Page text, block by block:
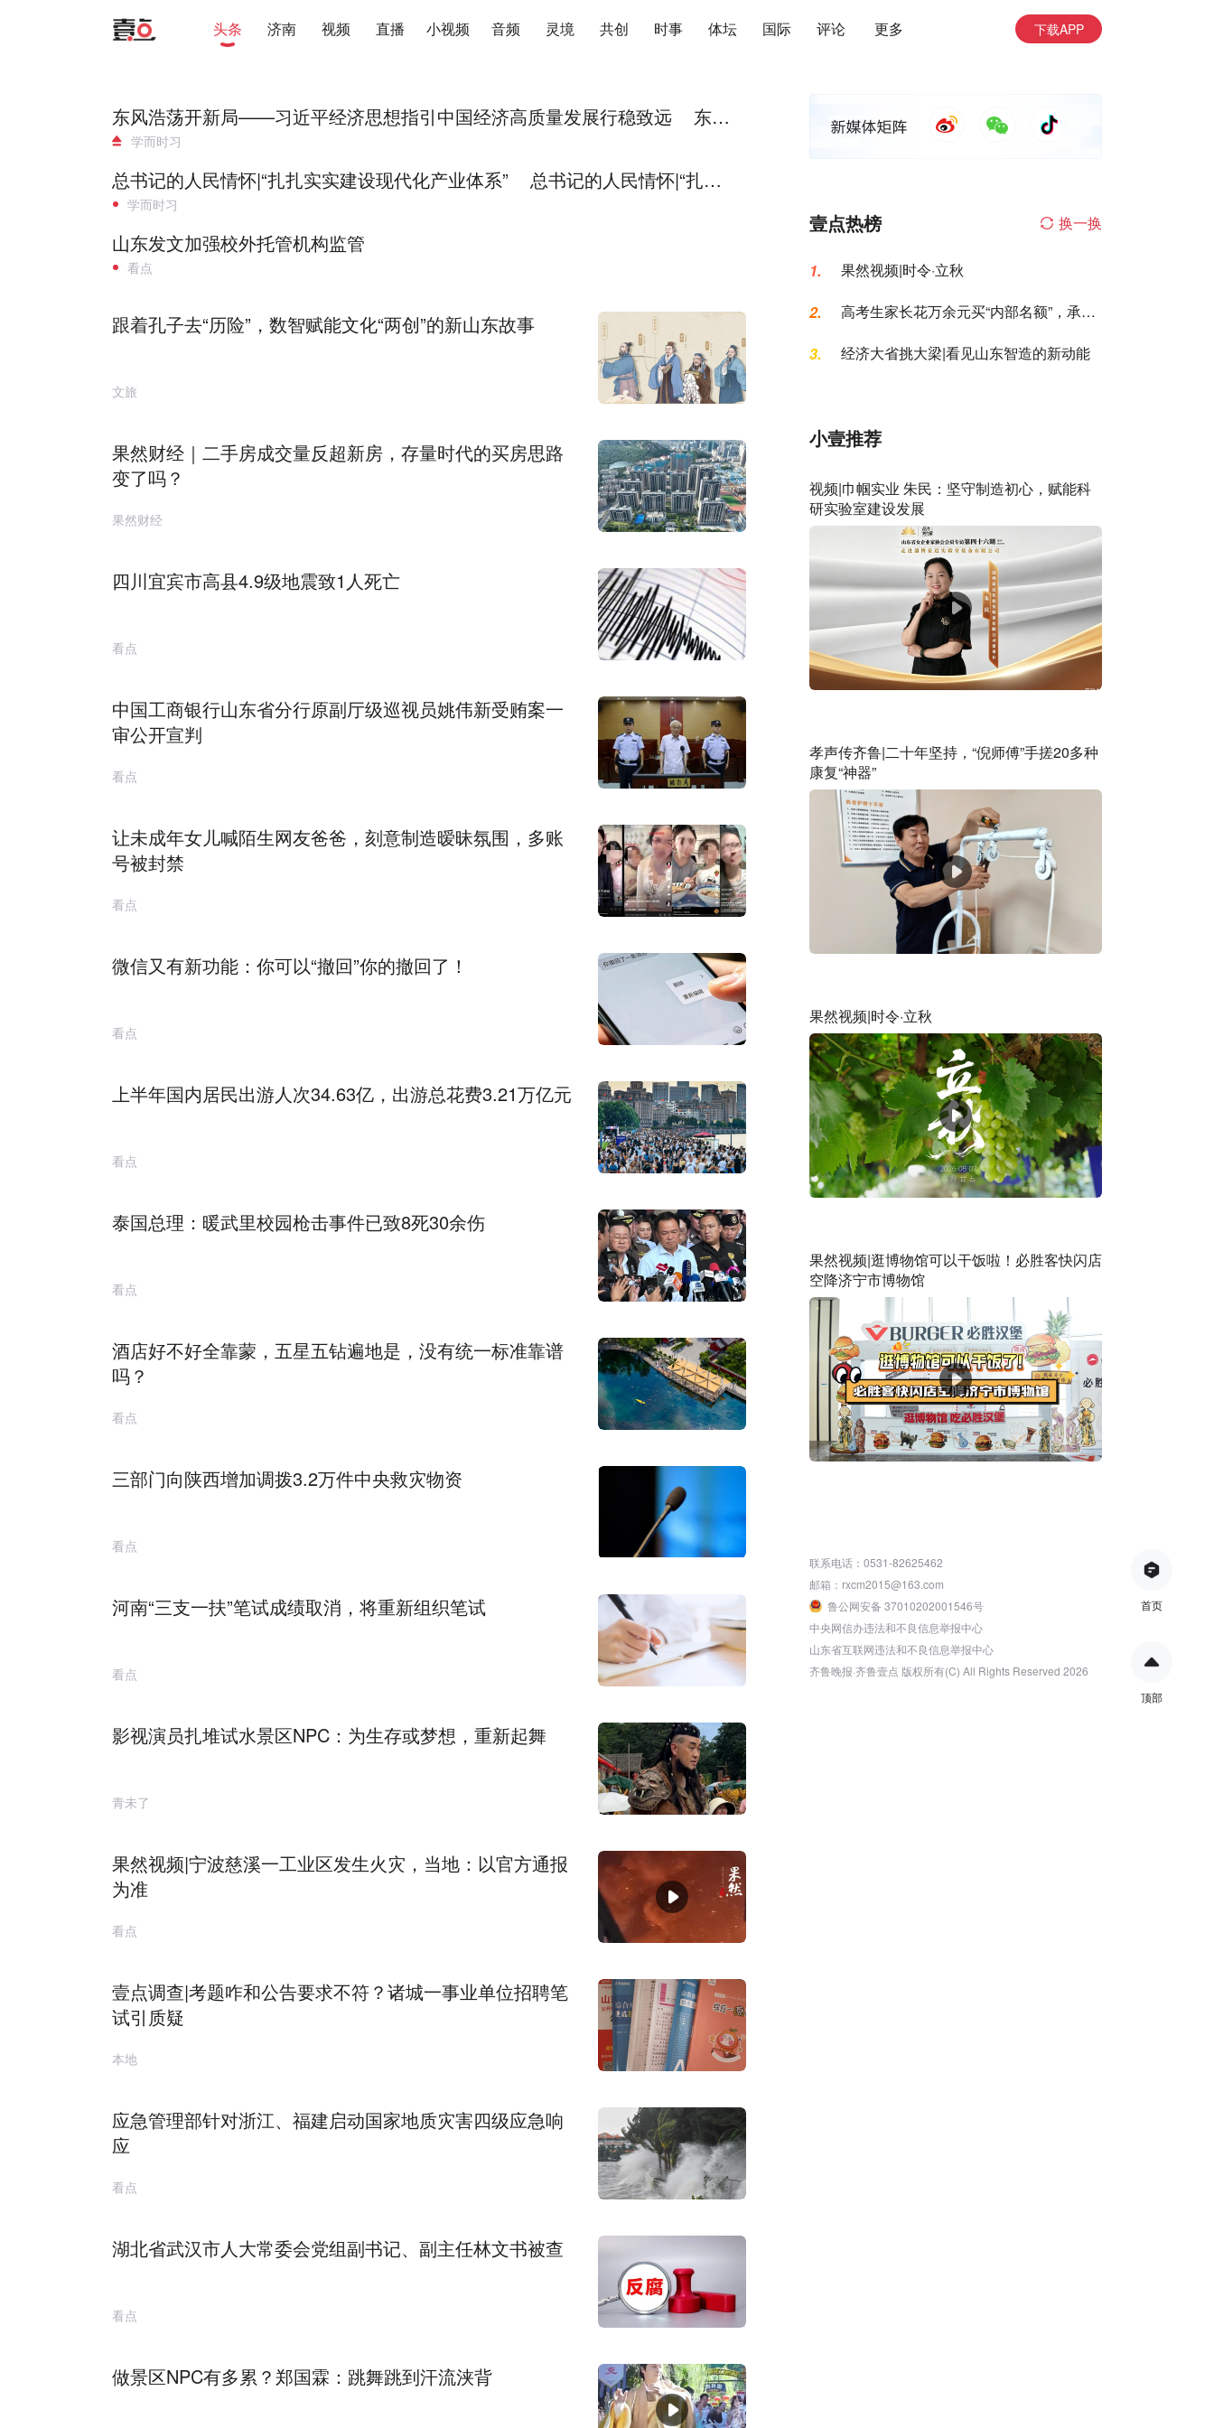
头条 济南 视频 直播 小视频 音频 灵境 共创 时事 体坛 国际 评论 更多 下载APP
东风浩荡开新局——习近平经济思想指引中国经济高质量发展行稳致远 东风
浩荡开新局——习近平经济思想指引中国经济高质量发展行稳致远
学而时习
总书记的人民情怀|“扎扎实实建设现代化产业体系” 总书记的人民情怀|“扎扎
实实建设现代化产业体系”
学而时习
山东发文加强校外托管机构监管
看点
跟着孔子去“历险”，数智赋能文化“两创”的新山东故事
文旅
果然财经｜二手房成交量反超新房，存量时代的买房思路
变了吗？
果然财经
四川宜宾市高县4.9级地震致1人死亡
看点
中国工商银行山东省分行原副厅级巡视员姚伟新受贿案一
审公开宣判
看点
让未成年女儿喊陌生网友爸爸，刻意制造暧昧氛围，多账
号被封禁
看点
微信又有新功能：你可以“撤回”你的撤回了！
看点
上半年国内居民出游人次34.63亿，出游总花费3.21万亿元
看点
泰国总理：暖武里校园枪击事件已致8死30余伤
看点
酒店好不好全靠蒙，五星五钻遍地是，没有统一标准靠谱
吗？
看点
三部门向陕西增加调拨3.2万件中央救灾物资
看点
河南“三支一扶”笔试成绩取消，将重新组织笔试
看点
影视演员扎堆试水景区NPC：为生存或梦想，重新起舞
青未了
果然视频|宁波慈溪一工业区发生火灾，当地：以官方通报
为准
看点
壹点调查|考题咋和公告要求不符？诸城一事业单位招聘笔
试引质疑
本地
应急管理部针对浙江、福建启动国家地质灾害四级应急响
应
看点
湖北省武汉市人大常委会党组副书记、副主任林文书被查
看点
做景区NPC有多累？郑国霖：跳舞跳到汗流浃背
壹点热榜 换一换
1. 果然视频|时令·立秋
2.
高考生家长花万余元买“内部名额”，承诺
3.
经济大省挑大梁|看见山东智造的新动能
小壹推荐
视频|巾帼实业 朱民：坚守制造初心，赋能科
研实验室建设发展
孝声传齐鲁|二十年坚持，“倪师傅”手搓20多种
康复“神器”
果然视频|时令·立秋
果然视频|逛博物馆可以干饭啦！必胜客快闪店
空降济宁市博物馆
联系电话：0531-82625462
邮箱：rxcm2015@163.com
鲁公网安备 37010202001546号
中央网信办违法和不良信息举报中心
山东省互联网违法和不良信息举报中心
齐鲁晚报·齐鲁壹点 版权所有(C) All Rights Reserved 2026
首页
顶部